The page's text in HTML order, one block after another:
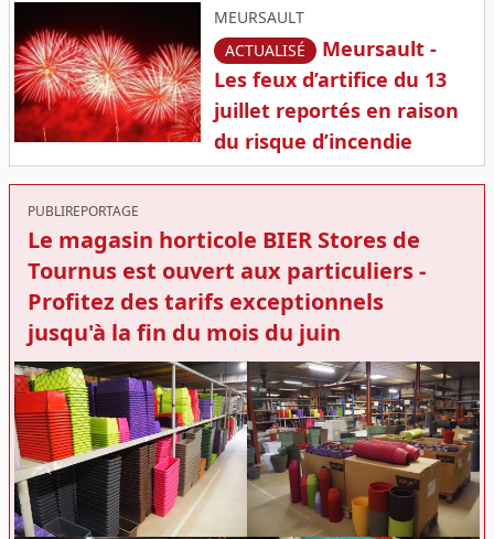
MEURSAULT
ACTUALISÉ
Meursault -
Les feux d’artifice du 13
juillet reportés en raison
du risque d’incendie
PUBLIREPORTAGE
Le magasin horticole BIER Stores de
Tournus est ouvert aux particuliers -
Profitez des tarifs exceptionnels
jusqu'à la fin du mois du juin